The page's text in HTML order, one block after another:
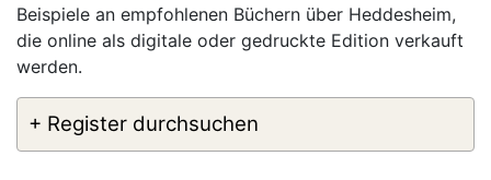
Beispiele an empfohlenen Büchern über Heddesheim,
die online als digitale oder gedruckte Edition verkauft
werden.
+ Register durchsuchen